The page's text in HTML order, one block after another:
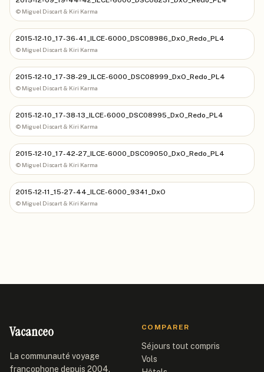
© Miguel Discart & Kiri Karma
2015-12-10_17-36-41_ILCE-6000_DSC08986_DxO_Redo_PL4
© Miguel Discart & Kiri Karma
2015-12-10_17-38-29_ILCE-6000_DSC08999_DxO_Redo_PL4
© Miguel Discart & Kiri Karma
2015-12-10_17-38-13_ILCE-6000_DSC08995_DxO_Redo_PL4
© Miguel Discart & Kiri Karma
2015-12-10_17-42-27_ILCE-6000_DSC09050_DxO_Redo_PL4
© Miguel Discart & Kiri Karma
2015-12-11_15-27-44_ILCE-6000_9341_DxO
© Miguel Discart & Kiri Karma
Vacanceo
La communauté voyage
francophone depuis 2004.
COMPARER
Séjours tout compris
Vols